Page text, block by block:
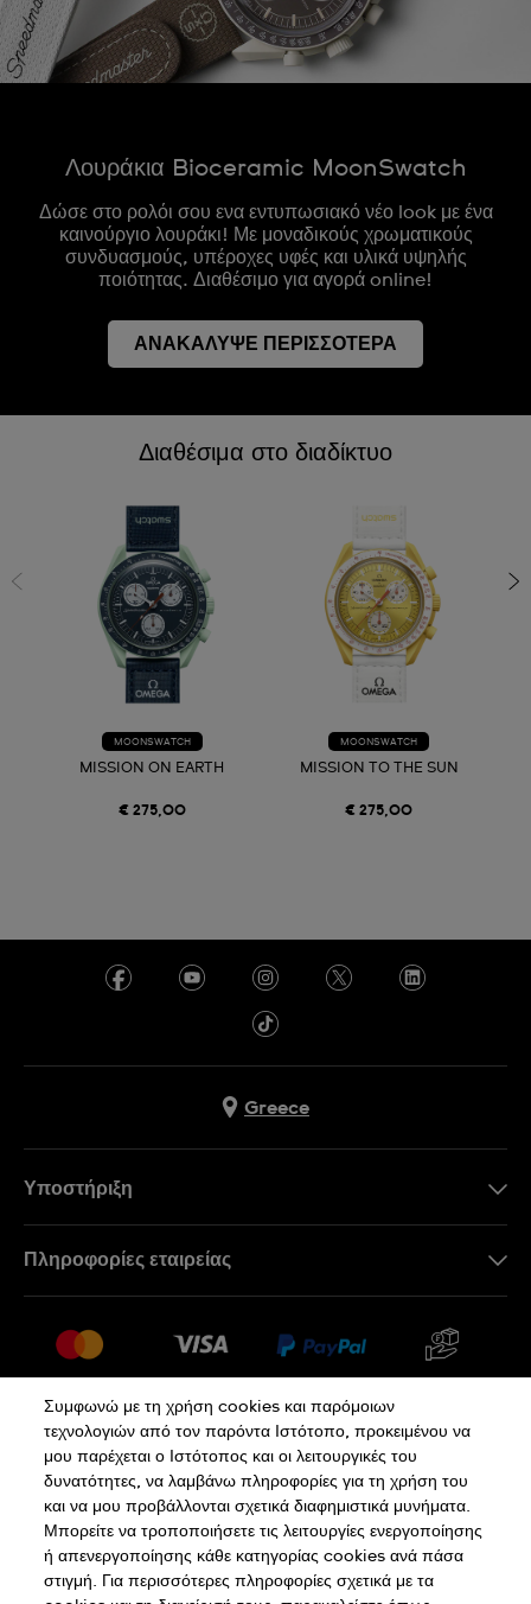
Λουράκια Bioceramic MoonSwatch
Δώσε στο ρολόι σου ενα εντυπωσιακό νέο look με ένα
καινούργιο λουράκι! Με μοναδικούς χρωματικούς
συνδυασμούς, υπέροχες υφές και υλικά υψηλής
ποιότητας. Διαθέσιμο για αγορά online!
ΑΝΑΚΑΛΥΨΕ ΠΕΡΙΣΣΟΤΕΡΑ
Διαθέσιμα στο διαδίκτυο
MOONSWATCH
MISSION ON EARTH
€ 275,00
MOONSWATCH
MISSION TO THE SUN
€ 275,00
Greece
Υποστήριξη
Επιστροφές
Όροι Πώλησης
Κάνε κλικ εδώ για υπαναχώρηση
Πληροφορίες εταιρείας
Θέσεις Εργασίας
Πολιτική Απορρήτου Πολιτική Cookies
Όροι Χρήσης
Συμφωνώ με τη χρήση cookies και παρόμοιων
τεχνολογιών από τον παρόντα Ιστότοπο, προκειμένου να
μου παρέχεται ο Ιστότοπος και οι λειτουργικές του
δυνατότητες, να λαμβάνω πληροφορίες για τη χρήση του
και να μου προβάλλονται σχετικά διαφημιστικά μυνήματα.
Μπορείτε να τροποποιήσετε τις λειτουργίες ενεργοποίησης
ή απενεργοποίησης κάθε κατηγορίας cookies ανά πάσα
στιγμή. Για περισσότερες πληροφορίες σχετικά με τα